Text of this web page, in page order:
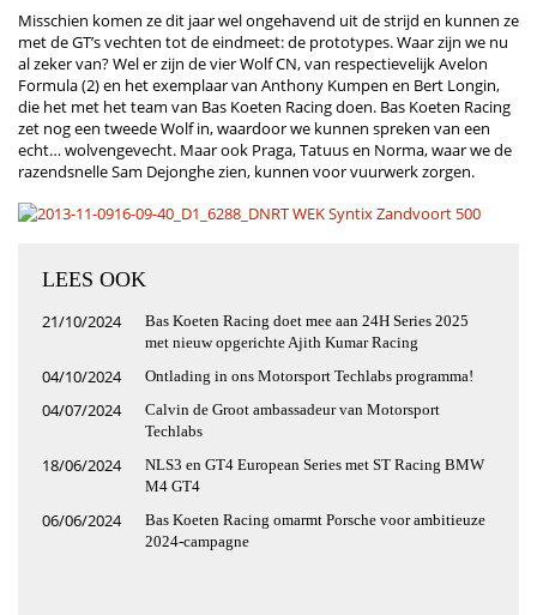
Misschien komen ze dit jaar wel ongehavend uit de strijd en kunnen ze
met de GT’s vechten tot de eindmeet: de prototypes. Waar zijn we nu
al zeker van? Wel er zijn de vier Wolf CN, van respectievelijk Avelon
Formula (2) en het exemplaar van Anthony Kumpen en Bert Longin,
die het met het team van Bas Koeten Racing doen. Bas Koeten Racing
zet nog een tweede Wolf in, waardoor we kunnen spreken van een
echt… wolvengevecht. Maar ook Praga, Tatuus en Norma, waar we de
razendsnelle Sam Dejonghe zien, kunnen voor vuurwerk zorgen.
LEES OOK
21/10/2024
Bas Koeten Racing doet mee aan 24H Series 2025
met nieuw opgerichte Ajith Kumar Racing
04/10/2024 Ontlading in ons Motorsport Techlabs programma!
04/07/2024
Calvin de Groot ambassadeur van Motorsport
Techlabs
18/06/2024
NLS3 en GT4 European Series met ST Racing BMW
M4 GT4
06/06/2024
Bas Koeten Racing omarmt Porsche voor ambitieuze
2024-campagne